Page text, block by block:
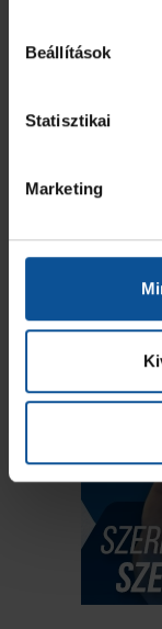
Beállítások
Statisztikai
Marketing
különbséget
A meccs utáni
18.45-től a HC
Ligájában.